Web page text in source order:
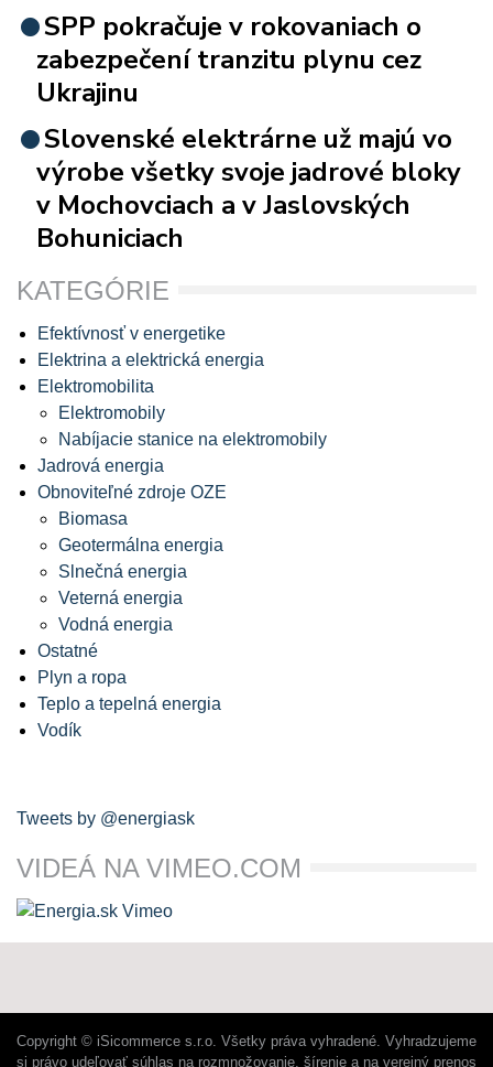
SPP pokračuje v rokovaniach o
zabezpečení tranzitu plynu cez
Ukrajinu
Slovenské elektrárne už majú vo
výrobe všetky svoje jadrové bloky
v Mochovciach a v Jaslovských
Bohuniciach
KATEGÓRIE
Efektívnosť v energetike
Elektrina a elektrická energia
Elektromobilita
Elektromobily
Nabíjacie stanice na elektromobily
Jadrová energia
Obnoviteľné zdroje OZE
Biomasa
Geotermálna energia
Slnečná energia
Veterná energia
Vodná energia
Ostatné
Plyn a ropa
Teplo a tepelná energia
Vodík
Tweets by @energiask
VIDEÁ NA VIMEO.COM
Copyright © iSicommerce s.r.o. Všetky práva vyhradené. Vyhradzujeme
si právo udeľovať súhlas na rozmnožovanie, šírenie a na verejný prenos